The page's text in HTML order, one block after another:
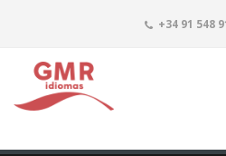
+34 91 548